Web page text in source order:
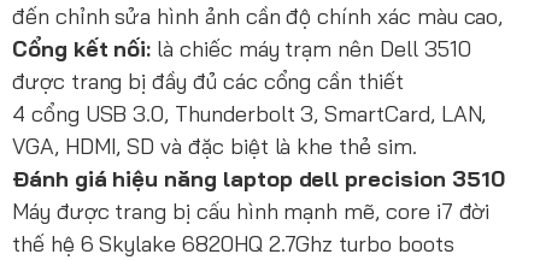
đến chỉnh sửa hình ảnh cần độ chính xác màu cao,
Cổng kết nối: là chiếc máy trạm nên Dell 3510
được trang bị đầy đủ các cổng cần thiết
4 cổng USB 3.0, Thunderbolt 3, SmartCard, LAN,
VGA, HDMI, SD và đặc biệt là khe thẻ sim.
Đánh giá hiệu năng laptop dell precision 3510
Máy được trang bị cấu hình mạnh mẽ, core i7 đời
thế hệ 6 Skylake 6820HQ 2.7Ghz turbo boots